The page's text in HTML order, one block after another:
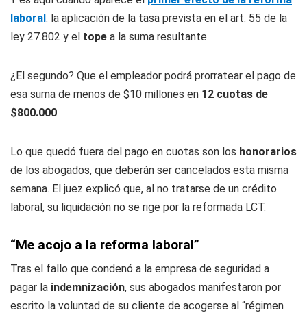
laboral: la aplicación de la tasa prevista en el art. 55 de la
ley 27.802 y el tope a la suma resultante.
¿El segundo? Que el empleador podrá prorratear el pago de
esa suma de menos de $10 millones en 12 cuotas de
$800.000.
Lo que quedó fuera del pago en cuotas son los honorarios
de los abogados, que deberán ser cancelados esta misma
semana. El juez explicó que, al no tratarse de un crédito
laboral, su liquidación no se rige por la reformada LCT.
“Me acojo a la reforma laboral”
Tras el fallo que condenó a la empresa de seguridad a
pagar la indemnización, sus abogados manifestaron por
escrito la voluntad de su cliente de acogerse al “régimen